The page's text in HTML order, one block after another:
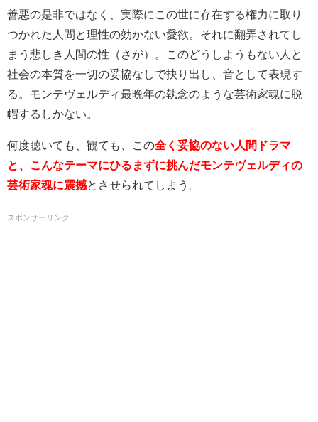
善悪の是非ではなく、実際にこの世に存在する権力に取り
つかれた人間と理性の効かない愛欲。それに翻弄されてし
まう悲しき人間の性（さが）。このどうしようもない人と
社会の本質を一切の妥協なしで抉り出し、音として表現す
る。モンテヴェルディ最晩年の執念のような芸術家魂に脱
帽するしかない。
何度聴いても、観ても、この全く妥協のない人間ドラマ
と、こんなテーマにひるまずに挑んだモンテヴェルディの
芸術家魂に震撼とさせられてしまう。
スポンサーリンク